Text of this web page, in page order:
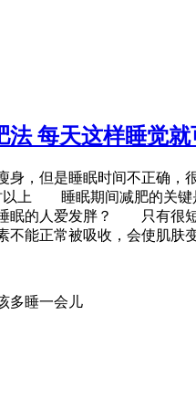
法 每天这样睡觉
，但是睡眠时间不正确
上 睡眠期间减肥的关键
的人爱发胖？ 只有很短时
能正常被吸收，会使肌肤